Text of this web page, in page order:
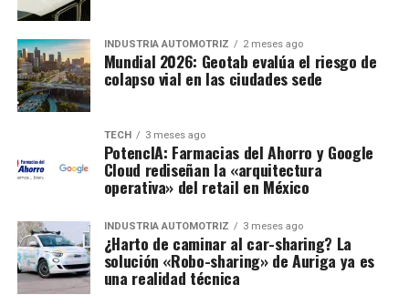
INDUSTRIA AUTOMOTRIZ 2 meses ago
Mundial 2026: Geotab evalúa el riesgo de
colapso vial en las ciudades sede
TECH 3 meses ago
PotencIA: Farmacias del Ahorro y Google
Cloud rediseñan la «arquitectura
operativa» del retail en México
INDUSTRIA AUTOMOTRIZ 3 meses ago
¿Harto de caminar al car-sharing? La
solución «Robo-sharing» de Auriga ya es
una realidad técnica